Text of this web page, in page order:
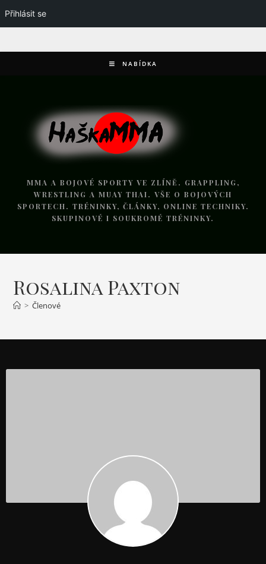
Přihlásit se
NABÍDKA
MMA A BOJOVÉ SPORTY VE ZLÍNĚ. GRAPPLING,
WRESTLING A MUAY THAI. VŠE O BOJOVÝCH
SPORTECH. TRÉNINKY, ČLÁNKY, ONLINE TECHNIKY.
SKUPINOVÉ I SOUKROMÉ TRÉNINKY.
Rosalina Paxton
> Členové